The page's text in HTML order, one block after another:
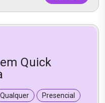
Quick
Qualquer Presencial